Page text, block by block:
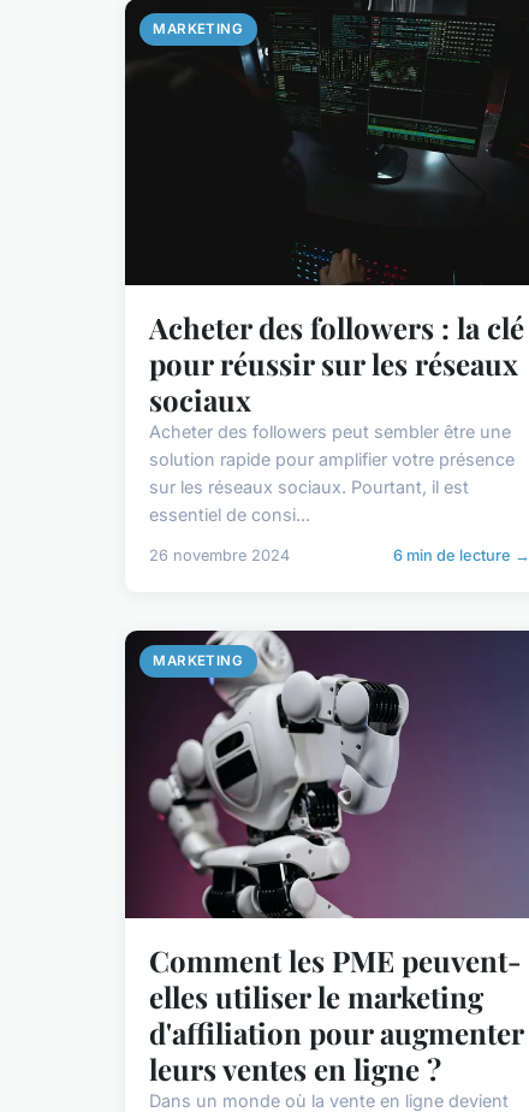
MARKETING
Acheter des followers : la clé
pour réussir sur les réseaux
sociaux
Acheter des followers peut sembler être une
solution rapide pour amplifier votre présence
sur les réseaux sociaux. Pourtant, il est
essentiel de consi...
26 novembre 2024 6 min de lecture →
MARKETING
Comment les PME peuvent-
elles utiliser le marketing
d'affiliation pour augmenter
leurs ventes en ligne ?
Dans un monde où la vente en ligne devient